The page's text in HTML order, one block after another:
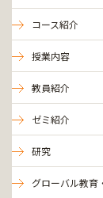
コース紹介
授業内容
教員紹介
ゼミ紹介
研究
グローバル教育